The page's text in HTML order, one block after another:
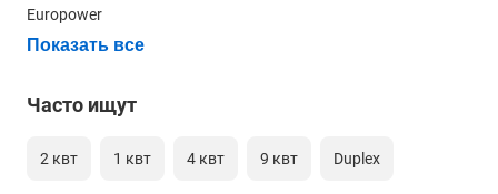
Europower
Показать все
Часто ищут
2 квт 1 квт 4 квт 9 квт Duplex